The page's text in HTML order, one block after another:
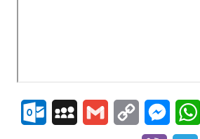
Email
WhatsApp
Messenger
Copy
Gmail
MySpace